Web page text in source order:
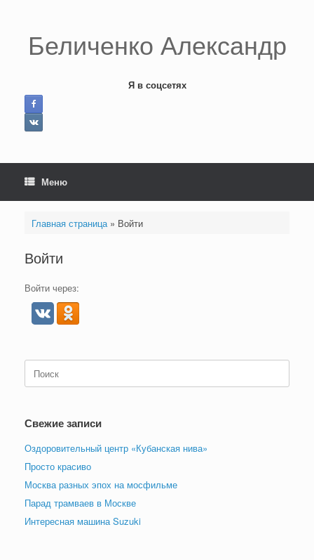
Беличенко Александр
Я в соцсетях
Меню
Главная страница» Войти
Войти
Войти через:
Поиск
по:
Свежие записи
Оздоровительный центр «Кубанская нива»
Просто красиво
Москва разных эпох на мосфильме
Парад трамваев в Москве
Интересная машина Suzuki